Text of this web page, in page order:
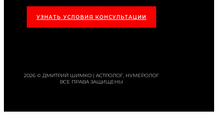
УЗНАТЬ УСЛОВИЯ КОНСУЛЬТАЦИИ
2026 © ДМИТРИЙ ШИМКО | АСТРОЛОГ, НУМЕРОЛОГ
ВСЕ ПРАВА ЗАЩИЩЕНЫ